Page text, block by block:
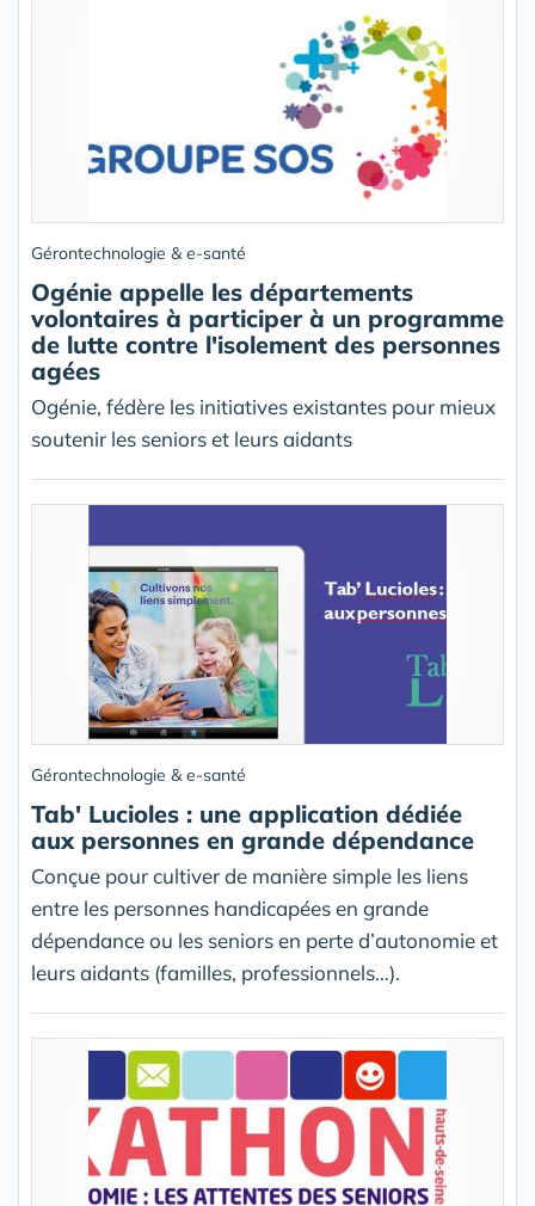
Gérontechnologie & e-santé
Ogénie appelle les départements
volontaires à participer à un programme
de lutte contre l'isolement des personnes
agées
Ogénie, fédère les initiatives existantes pour mieux
soutenir les seniors et leurs aidants
Gérontechnologie & e-santé
Tab' Lucioles : une application dédiée
aux personnes en grande dépendance
Conçue pour cultiver de manière simple les liens
entre les personnes handicapées en grande
dépendance ou les seniors en perte d’autonomie et
leurs aidants (familles, professionnels…).